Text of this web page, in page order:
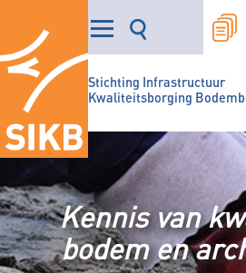
Stichting Infrastructuur
Kwaliteitsborging
Kennis van
bodem en